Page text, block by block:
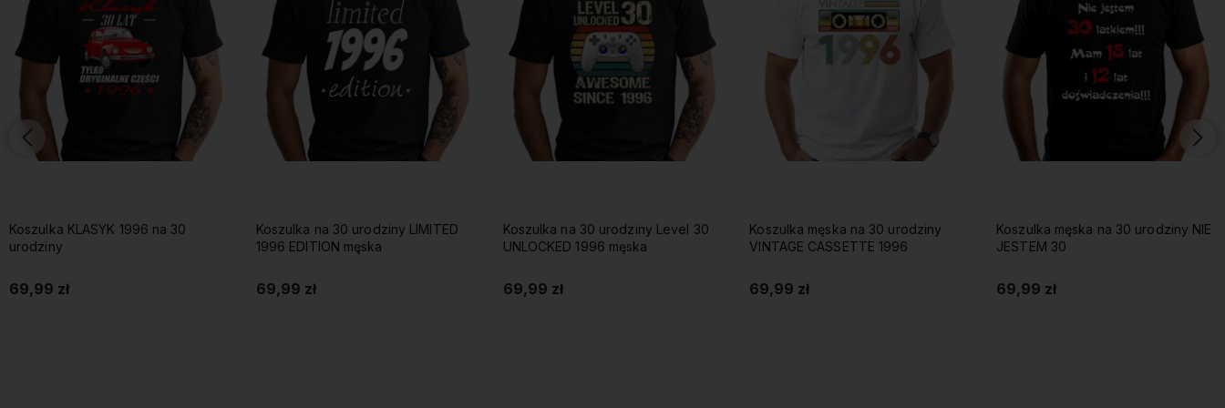
Koszulka KLASYK 1996 na 30
urodziny
69,99 zł
Koszulka na 30 urodziny LIMITED
1996 EDITION męska
69,99 zł
Koszulka na 30 urodziny Level 30
UNLOCKED 1996 męska
69,99 zł
Koszulka męska na 30 urodziny
VINTAGE CASSETTE 1996
69,99 zł
Koszulka męska na 30 urodziny NIE
JESTEM 30
69,99 zł